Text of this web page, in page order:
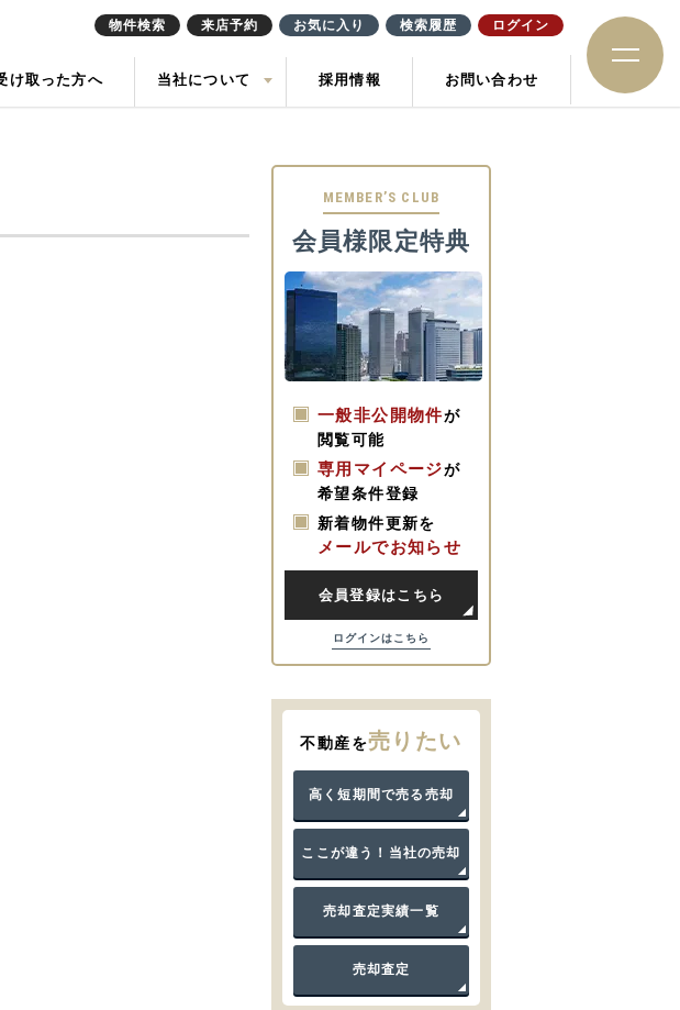
け取った方へ 当社について 採用情報 お問い合わせ
MEMBER’S CLUB
会員様限定特典
一般非公開物件が
閲覧可能
専用マイページが
希望条件登録
新着物件更新を
メールでお知らせ
会員登録はこちら
ログインはこちら
不動産を売りたい
高く短期間で売る売却
ここが違う！当社の売却
売却査定実績一覧
売却査定
物件検索 来店予約 お気に入り 検索履歴 ログイン